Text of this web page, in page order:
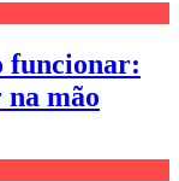
funcionar:
mão